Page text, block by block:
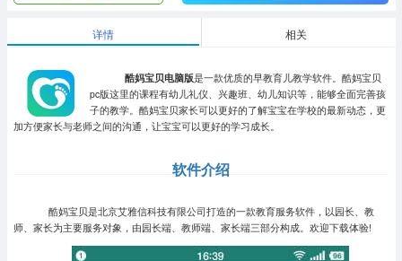
详情 相关
酷妈宝贝电脑版是一款优质的早教育儿教学软件。酷妈宝贝
pc版这里的课程有幼儿礼仪、兴趣班、幼儿知识等，能够全面完善孩
子的教学。酷妈宝贝家长可以更好的了解宝宝在学校的最新动态，更
加方便家长与老师之间的沟通，让宝宝可以更好的学习成长。
软件介绍
酷妈宝贝是北京艾雅信科技有限公司打造的一款教育服务软件，以园长、教
师、家长为主要服务对象，由园长端、教师端、家长端三部分构成。欢迎下载体验!